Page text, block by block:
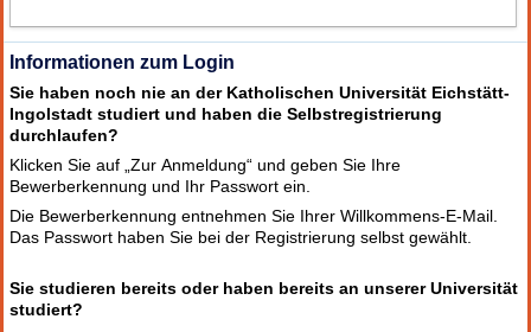
Informationen zum Login
Sie haben noch nie an der Katholischen Universität Eichstätt-
Ingolstadt studiert und haben die Selbstregistrierung
durchlaufen?
Klicken Sie auf „Zur Anmeldung“ und geben Sie Ihre
Bewerberkennung und Ihr Passwort ein.
Die Bewerberkennung entnehmen Sie Ihrer Willkommens-E-Mail.
Das Passwort haben Sie bei der Registrierung selbst gewählt.
Sie studieren bereits oder haben bereits an unserer Universität
studiert?